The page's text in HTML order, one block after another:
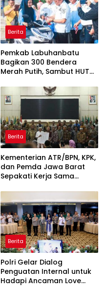
Berita
Pemkab Labuhanbatu
Bagikan 300 Bendera
Merah Putih, Sambut HUT
Berita
Kementerian ATR/BPN, KPK,
dan Pemda Jawa Barat
Sepakati Kerja Sama
Korupsi serta Penguatan
Ekonomi Daerah
Berita
Polri Gelar Dialog
Penguatan Internal untuk
Hadapi Ancaman Love